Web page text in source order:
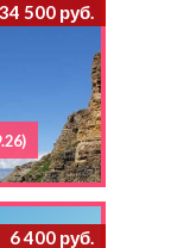
34 500 руб.
6 400 руб.